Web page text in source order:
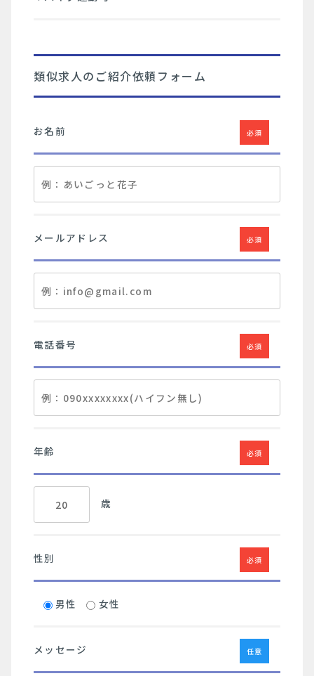
類似求人のご紹介依頼フォーム
お名前 必須
メールアドレス 必須
電話番号 必須
年齢 必須
歳
性別 必須
男性 女性
メッセージ 任意